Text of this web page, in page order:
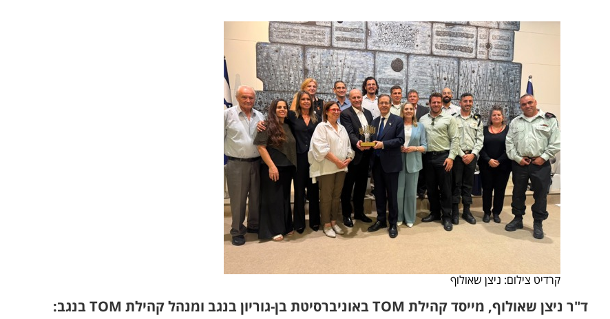
קרדיט צילום: ניצן שאולוף
ד"ר ניצן שאולוף, מייסד קהילת באוניברסיטת בן-גוריון בנגב ומנהל קהילת בנגב: